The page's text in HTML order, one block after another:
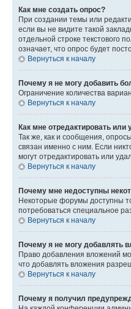
Как мне создать опрос?
При создании темы или
если вы не видите такой
отдельной строке текстового
означает, что опрос будет
Вернуться к началу
Почему я не могу добавить
Ограничение количества
Вернуться к началу
Как мне отредактировать или
Так же, как и сообщения,
связан именно с ним. Если
могут отредактировать или
Вернуться к началу
Почему мне недоступны
Некоторые форумы доступны
потребоваться специальное
Вернуться к началу
Почему я не могу добавлять
Право добавления вложений
что добавлять вложения
Вернуться к началу
Почему я получил